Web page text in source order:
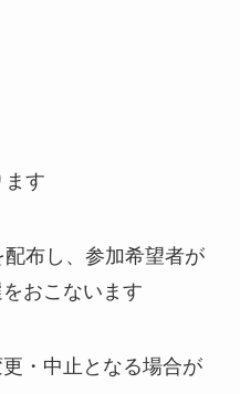
す
布し、参加希望者が
おこないます
・中止となる場合が